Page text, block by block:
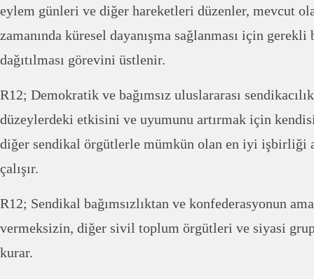
eylem günleri ve diğer hareketleri düzenler, mevcut
zamanında küresel dayanışma sağlanması için
dağıtılması görevini üstlenir.
R12; Demokratik ve bağımsız uluslararası
düzeylerdeki etkisini ve uyumunu artırmak için
diğer sendikal örgütlerle mümkün olan en iyi işbirliği
çalışır.
R12; Sendikal bağımsızlıktan ve konfederasyonun
vermeksizin, diğer sivil toplum örgütleri ve siyasi
kurar.